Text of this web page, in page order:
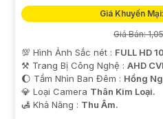
Giá Khuyến
Giá Bán:
💯 Hình Ảnh Sắc nét : FULL HD
⚒ Trang Bị Công Nghệ : AHD
🌔 Tầm Nhìn Ban Đêm : Hồng
💎 Loại Camera Thân Kim Loại.
️🛃 Khả Năng : Thu Âm.